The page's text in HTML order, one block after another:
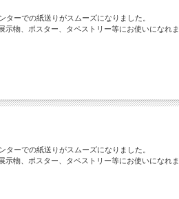
ーでの紙送りがスムーズになりました。
物、ポスター、タペストリー等にお使いになれ
ーでの紙送りがスムーズになりました。
物、ポスター、タペストリー等にお使いになれ